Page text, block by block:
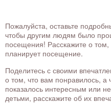
Пожалуйста, оставьте
чтобы другим людям было
посещения! Расскажите о том,
планирует посещение.
Поделитесь с своими
о том, что вам понравилось, а
показалось интересным или
детьми, расскажите об их